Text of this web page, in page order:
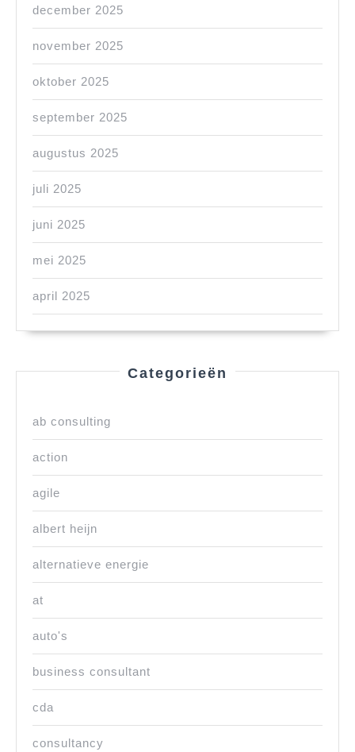
december 2025
november 2025
oktober 2025
september 2025
augustus 2025
juli 2025
juni 2025
mei 2025
april 2025
Categorieën
ab consulting
action
agile
albert heijn
alternatieve energie
at
auto's
business consultant
cda
consultancy